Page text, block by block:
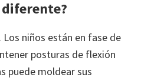
niños están en fase de
posturas de flexión
puede moldear sus